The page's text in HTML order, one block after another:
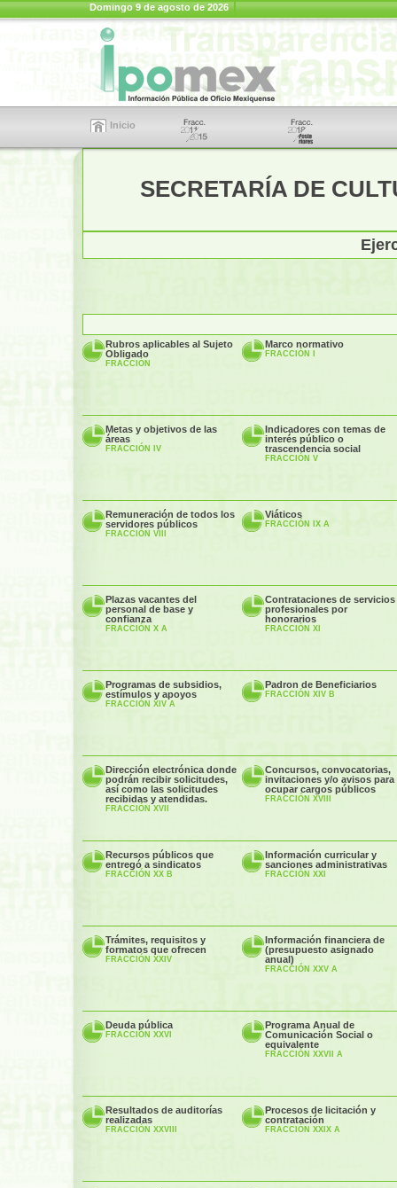
Domingo 9 de agosto de 2026
Inicio
SECRETARÍA DE
Rubros aplicables al Sujeto
Obligado
FRACCIÓN
Marco normativo
FRACCIÓN I
Metas y objetivos de las
áreas
FRACCIÓN IV
Indicadores con temas de
interés público o
trascendencia social
FRACCIÓN V
Remuneración de todos los
servidores públicos
FRACCIÓN VIII
Viáticos
FRACCIÓN IX A
Plazas vacantes del
personal de base y
confianza
FRACCIÓN X A
Contrataciones de servicios
profesionales por
honorarios
FRACCIÓN XI
Programas de subsidios,
estímulos y apoyos
FRACCIÓN XIV A
Padron de Beneficiarios
FRACCIÓN XIV B
Dirección electrónica donde
podrán recibir solicitudes,
así como las solicitudes
recibidas y atendidas.
FRACCIÓN XVII
Concursos, convocatorias,
invitaciones y/o avisos para
ocupar cargos públicos
FRACCIÓN XVIII
Recursos públicos que
entregó a sindicatos
FRACCIÓN XX B
Información curricular y
sanciones administrativas
FRACCIÓN XXI
Trámites, requisitos y
formatos que ofrecen
FRACCIÓN XXIV
Información financiera de
(presupuesto asignado
anual)
FRACCIÓN XXV A
Deuda pública
FRACCIÓN XXVI
Programa Anual de
Comunicación Social o
equivalente
FRACCIÓN XXVII A
Resultados de auditorías
realizadas
FRACCIÓN XXVIII
Procesos de licitación y
contratación
FRACCIÓN XXIX A